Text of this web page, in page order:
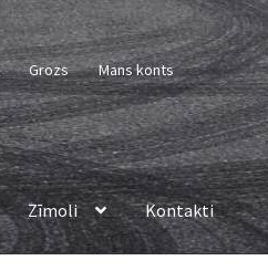
Grozs Mans konts
Zīmoli Kontakti